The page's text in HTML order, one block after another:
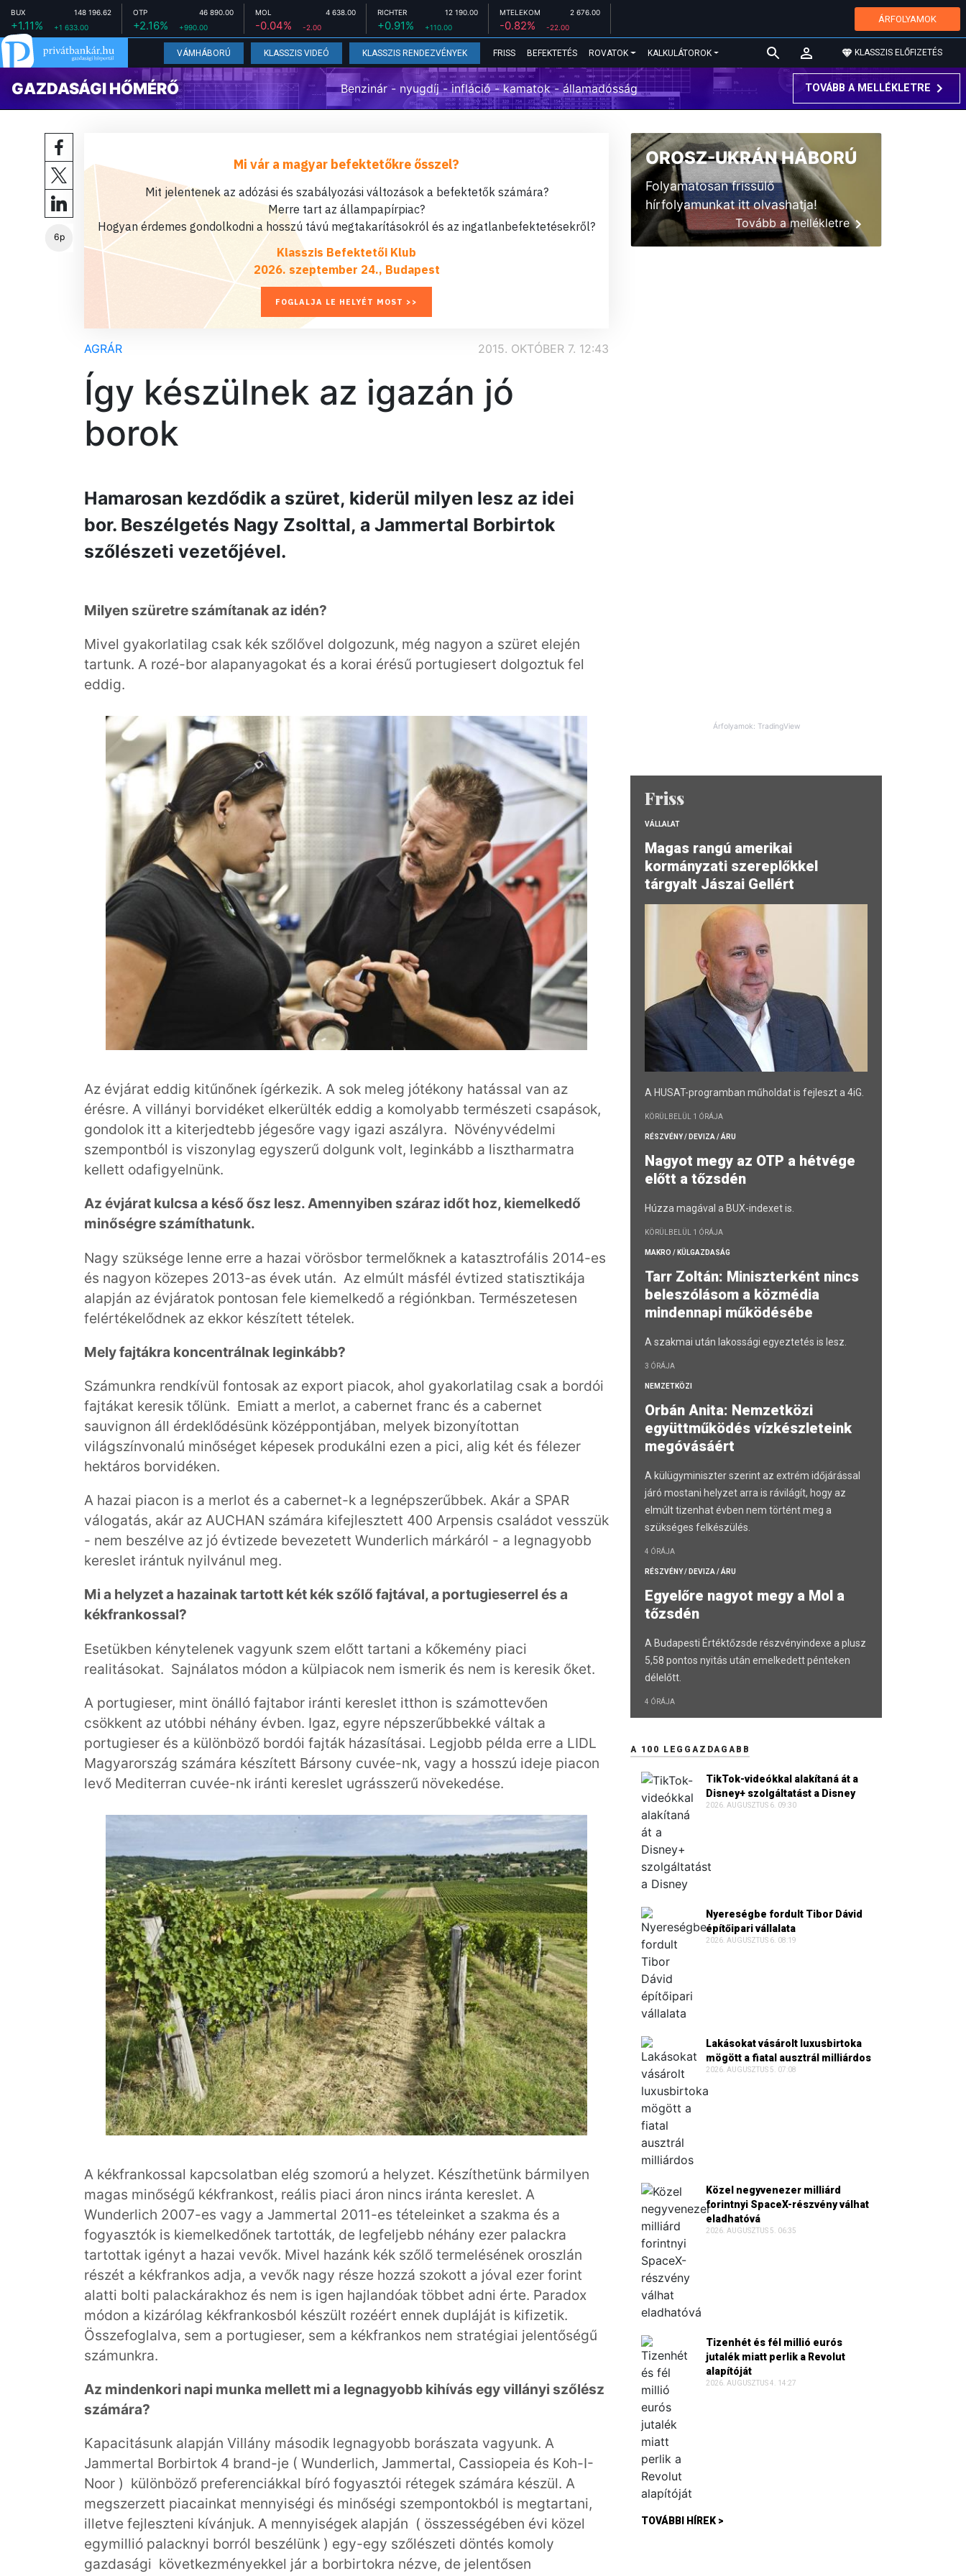
BUX 148 196.62
+1.11% +1 633.00
OTP 46 890.00
+2.16% +990.00
MOL 4 638.00
-0.04% -2.00
RICHTER 12 190.00
+0.91% +110.00
MTELEKOM 2 676.00
-0.82% -22.00
ÁRFOLYAMOK
VÁMHÁBORÚ KLASSZIS VIDEÓ KLASSZIS RENDEZVÉNYEK FRISS BEFEKTETÉS ROVATOK KALKULÁTOROK KLASSZIS ELŐFIZETÉS
GAZDASÁGI HŐMÉRŐ Benzinár - nyugdíj - infláció - kamatok - államadósság TOVÁBB A MELLÉKLETRE
6p
Mi vár a magyar befektetőkre ősszel?
Mit jelentenek az adózási és szabályozási változások a befektetők számára?
Merre tart az állampapírpiac?
Hogyan érdemes gondolkodni a hosszú távú megtakarításokról és az ingatlanbefektetésekről?
Klasszis Befektetői Klub
2026. szeptember 24., Budapest
FOGLALJA LE HELYÉT MOST >>
AGRÁR 2015. OKTÓBER 7. 12:43
Így készülnek az igazán jó
borok
Hamarosan kezdődik a szüret, kiderül milyen lesz az idei
bor. Beszélgetés Nagy Zsolttal, a Jammertal Borbirtok
szőlészeti vezetőjével.
Milyen szüretre számítanak az idén?
Mivel gyakorlatilag csak kék szőlővel dolgozunk, még nagyon a szüret elején
tartunk. A rozé-bor alapanyagokat és a korai érésű portugiesert dolgoztuk fel
eddig.
Az évjárat eddig kitűnőnek ígérkezik. A sok meleg jótékony hatással van az
érésre. A villányi borvidéket elkerülték eddig a komolyabb természeti csapások,
gondolok itt a kiterjedtebb jégesőre vagy igazi aszályra. Növényvédelmi
szempontból is viszonylag egyszerű dolgunk volt, leginkább a lisztharmatra
kellett odafigyelnünk.
Az évjárat kulcsa a késő ősz lesz. Amennyiben száraz időt hoz, kiemelkedő
minőségre számíthatunk.
Nagy szüksége lenne erre a hazai vörösbor termelőknek a katasztrofális 2014-es
és nagyon közepes 2013-as évek után. Az elmúlt másfél évtized statisztikája
alapján az évjáratok pontosan fele kiemelkedő a régiónkban. Természetesen
felértékelődnek az ekkor készített tételek.
Mely fajtákra koncentrálnak leginkább?
Számunkra rendkívül fontosak az export piacok, ahol gyakorlatilag csak a bordói
fajtákat keresik tőlünk. Emiatt a merlot, a cabernet franc és a cabernet
sauvignon áll érdeklődésünk középpontjában, melyek bizonyítottan
világszínvonalú minőséget képesek produkálni ezen a pici, alig két és félezer
hektáros borvidéken.
A hazai piacon is a merlot és a cabernet-k a legnépszerűbbek. Akár a SPAR
válogatás, akár az AUCHAN számára kifejlesztett 400 Arpensis családot vesszük
- nem beszélve az jó évtizede bevezetett Wunderlich márkáról - a legnagyobb
kereslet irántuk nyilvánul meg.
Mi a helyzet a hazainak tartott két kék szőlő fajtával, a portugieserrel és a
kékfrankossal?
Esetükben kénytelenek vagyunk szem előtt tartani a kőkemény piaci
realitásokat. Sajnálatos módon a külpiacok nem ismerik és nem is keresik őket.
A portugieser, mint önálló fajtabor iránti kereslet itthon is számottevően
csökkent az utóbbi néhány évben. Igaz, egyre népszerűbbekké váltak a
portugieser és a különböző bordói fajták házasításai. Legjobb példa erre a LIDL
Magyarország számára készített Bársony cuvée-nk, vagy a hosszú ideje piacon
levő Mediterran cuvée-nk iránti kereslet ugrásszerű növekedése.
A kékfrankossal kapcsolatban elég szomorú a helyzet. Készíthetünk bármilyen
magas minőségű kékfrankost, reális piaci áron nincs iránta kereslet. A
Wunderlich 2007-es vagy a Jammertal 2011-es tételeinket a szakma és a
fogyasztók is kiemelkedőnek tartották, de legfeljebb néhány ezer palackra
tartottak igényt a hazai vevők. Mivel hazánk kék szőlő termelésének oroszlán
részét a kékfrankos adja, a vevők nagy része hozzá szokott a jóval ezer forint
alatti bolti palackárakhoz és nem is igen hajlandóak többet adni érte. Paradox
módon a kizárólag kékfrankosból készült rozéért ennek dupláját is kifizetik.
Összefoglalva, sem a portugieser, sem a kékfrankos nem stratégiai jelentőségű
számunkra.
Az mindenkori napi munka mellett mi a legnagyobb kihívás egy villányi szőlész
számára?
Kapacitásunk alapján Villány második legnagyobb borászata vagyunk. A
Jammertal Borbirtok 4 brand-je ( Wunderlich, Jammertal, Cassiopeia és Koh-I-
Noor ) különböző preferenciákkal bíró fogyasztói rétegek számára készül. A
megszerzett piacainkat mennyiségi és minőségi szempontokból is megtartani,
illetve fejleszteni kívánjuk. A mennyiségek alapján ( összességében évi közel
egymillió palacknyi borról beszélünk ) egy-egy szőlészeti döntés komoly
gazdasági következményekkel jár a borbirtokra nézve, de jelentősen
OROSZ-UKRÁN HÁBORÚ
Folyamatosan frissülő
hírfolyamunkat itt olvashatja!
Tovább a mellékletre
Árfolyamok: TradingView
Friss
VÁLLALAT
Magas rangú amerikai
kormányzati szereplőkkel
tárgyalt Jászai Gellért
A HUSAT-programban műholdat is fejleszt a 4iG.
KÖRÜLBELÜL 1 ÓRÁJA
RÉSZVÉNY / DEVIZA / ÁRU
Nagyot megy az OTP a hétvége
előtt a tőzsdén
Húzza magával a BUX-indexet is.
KÖRÜLBELÜL 1 ÓRÁJA
MAKRO / KÜLGAZDASÁG
Tarr Zoltán: Miniszterként nincs
beleszólásom a közmédia
mindennapi működésébe
A szakmai után lakossági egyeztetés is lesz.
3 ÓRÁJA
NEMZETKÖZI
Orbán Anita: Nemzetközi
együttműködés vízkészleteink
megóvásáért
A külügyminiszter szerint az extrém időjárással
járó mostani helyzet arra is rávilágít, hogy az
elmúlt tizenhat évben nem történt meg a
szükséges felkészülés.
4 ÓRÁJA
RÉSZVÉNY / DEVIZA / ÁRU
Egyelőre nagyot megy a Mol a
tőzsdén
A Budapesti Értéktőzsde részvényindexe a plusz
5,58 pontos nyitás után emelkedett pénteken
délelőtt.
4 ÓRÁJA
A 100 LEGGAZDAGABB
TikTok-videókkal alakítaná át a
Disney+ szolgáltatást a Disney
2026. AUGUSZTUS 6. 09:30
Nyereségbe fordult Tibor Dávid
építőipari vállalata
2026. AUGUSZTUS 6. 08:19
Lakásokat vásárolt luxusbirtoka
mögött a fiatal ausztrál milliárdos
2026. AUGUSZTUS 5. 07:08
Közel negyvenezer milliárd
forintnyi SpaceX-részvény válhat
eladhatóvá
2026. AUGUSZTUS 5. 06:35
Tizenhét és fél millió eurós
jutalék miatt perlik a Revolut
alapítóját
2026. AUGUSZTUS 4. 14:27
TOVÁBBI HÍREK >